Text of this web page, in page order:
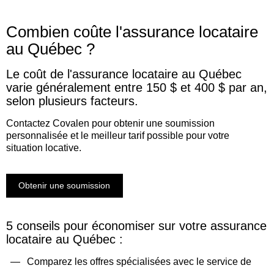
Combien coûte l'assurance locataire
au Québec ?
Le coût de l'assurance locataire au Québec
varie généralement entre 150 $ et 400 $ par an,
selon plusieurs facteurs.
Contactez Covalen pour obtenir une soumission
personnalisée et le meilleur tarif possible pour votre
situation locative.
Obtenir une soumission
5 conseils pour économiser sur votre assurance
locataire au Québec :
Comparez les offres spécialisées avec le service de